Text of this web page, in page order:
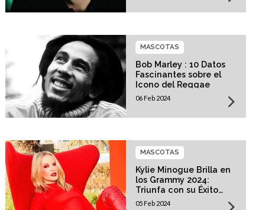
Bob Marley : 10 Datos
Fascinantes sobre el
Icono del Reggae
MASCOTAS
06 Feb 2024
Kylie Minogue Brilla en
los Grammy 2024:
Triunfa con su Éxito
"Padam Padam"
MASCOTAS
05 Feb 2024